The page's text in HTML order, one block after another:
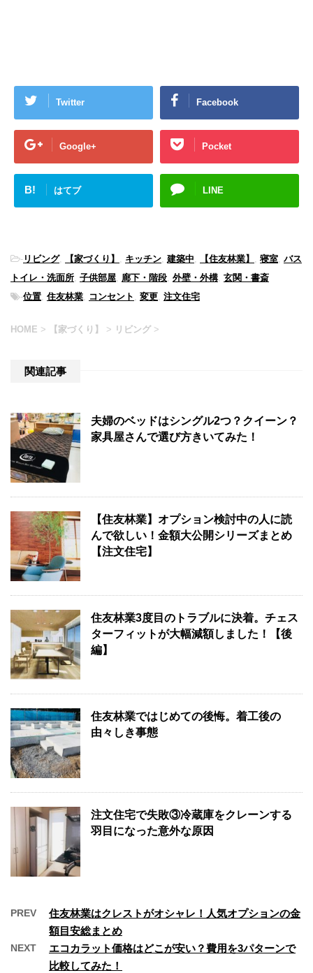
Twitter Facebook
Google+ Pocket
B! はてブ LINE
- リビング, 【家づくり】 キッチン 建築中 【住友林業】 寝室 バス
トイレ・洗面所 子供部屋 廊下・階段 外壁・外構, 玄関・書斎
-位置 住友林業 コンセント 変更 注文住宅
HOME > 【家づくり】 > リビング >
関連記事
夫婦のベッドはシングル2つ？クイーン？
家具屋さんで選び方きいてみた！
【住友林業】オプション検討中の人に読
んで欲しい！金額大公開シリーズまとめ
【注文住宅】
住友林業3度目のトラブルに決着。チェス
ターフィットが大幅減額しました！【後
編】
住友林業ではじめての後悔。着工後の
由々しき事態
注文住宅で失敗③冷蔵庫をクレーンする
羽目になった意外な原因
PREV
住友林業はクレストがオシャレ！人気オプションの金
額目安総まとめ
NEXT
エコカラット価格はどこが安い？費用を3パターンで
比較してみた！